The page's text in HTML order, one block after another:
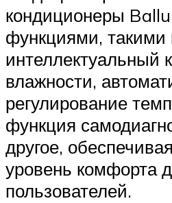
кондиционеры
функциями, такими
интеллектуальный
влажности,
регулирование
функция
другое,
уровень комфорта
пользователей.